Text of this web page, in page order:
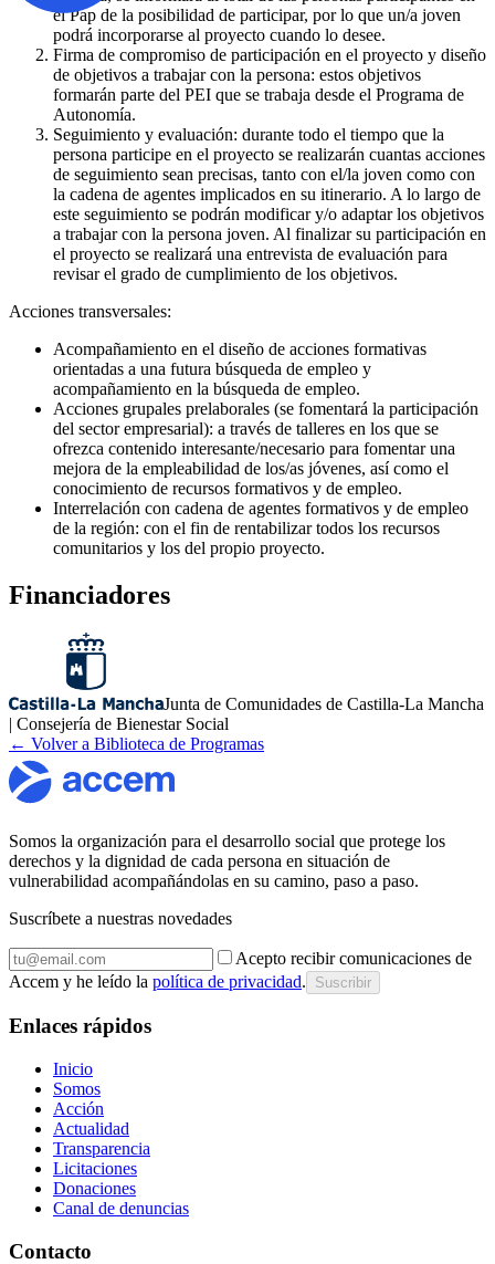
el Pap de la posibilidad de participar, por lo que un/a joven
podrá incorporarse al proyecto cuando lo desee.
Firma de compromiso de participación en el proyecto y diseño
de objetivos a trabajar con la persona: estos objetivos
formarán parte del PEI que se trabaja desde el Programa de
Autonomía.
Seguimiento y evaluación: durante todo el tiempo que la
persona participe en el proyecto se realizarán cuantas acciones
de seguimiento sean precisas, tanto con el/la joven como con
la cadena de agentes implicados en su itinerario. A lo largo de
este seguimiento se podrán modificar y/o adaptar los objetivos
a trabajar con la persona joven. Al finalizar su participación en
el proyecto se realizará una entrevista de evaluación para
revisar el grado de cumplimiento de los objetivos.
Acciones transversales:
Acompañamiento en el diseño de acciones formativas
orientadas a una futura búsqueda de empleo y
acompañamiento en la búsqueda de empleo.
Acciones grupales prelaborales (se fomentará la participación
del sector empresarial): a través de talleres en los que se
ofrezca contenido interesante/necesario para fomentar una
mejora de la empleabilidad de los/as jóvenes, así como el
conocimiento de recursos formativos y de empleo.
Interrelación con cadena de agentes formativos y de empleo
de la región: con el fin de rentabilizar todos los recursos
comunitarios y los del propio proyecto.
Financiadores
Junta de Comunidades de Castilla-La Mancha
| Consejería de Bienestar Social
← Volver a Biblioteca de Programas
Somos la organización para el desarrollo social que protege los
derechos y la dignidad de cada persona en situación de
vulnerabilidad acompañándolas en su camino, paso a paso.
Suscríbete a nuestras novedades
Acepto recibir comunicaciones de
Accem y he leído la política de privacidad. Suscribir
Enlaces rápidos
Inicio
Somos
Acción
Actualidad
Transparencia
Licitaciones
Donaciones
Canal de denuncias
Contacto